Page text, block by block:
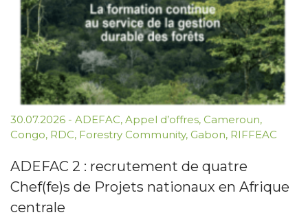
30.07.2026 - ADEFAC, Appel d’offres, Cameroun,
Congo, RDC, Forestry Community, Gabon, RIFFEAC
ADEFAC 2 : recrutement de quatre
Chef(fe)s de Projets nationaux en Afrique
centrale